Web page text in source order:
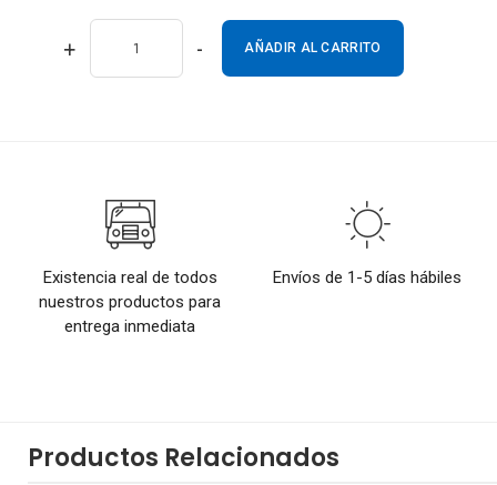
+ - AÑADIR AL CARRITO
Existencia real de todos
nuestros productos para
entrega inmediata
Envíos de 1-5 días hábiles
Productos Relacionados